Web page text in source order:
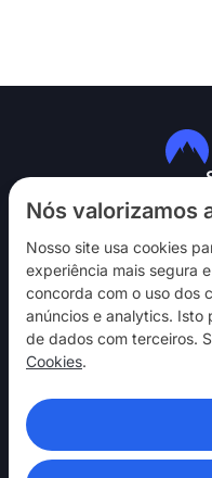
Nós valorizamos
Nosso site usa cookies
experiência mais segura
concorda com o uso dos
anúncios e analytics. Isto
de dados com terceiros.
Cookies.
NordVPN
Interaja
Ajuda
Descubra
APLICATIVOS DE VPN